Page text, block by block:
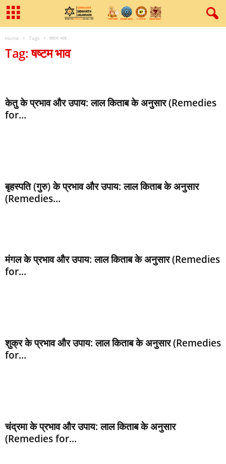
Home Tags षष्टम भाव
Tag: षष्टम भाव
केतु के प्रभाव और उपाय: लाल किताब के अनुसार (Remedies
for...
बृहस्पति (गुरु) के प्रभाव और उपाय: लाल किताब के अनुसार
(Remedies...
मंगल के प्रभाव और उपाय: लाल किताब के अनुसार (Remedies
for...
शुक्र के प्रभाव और उपाय: लाल किताब के अनुसार (Remedies
for...
चंद्रमा के प्रभाव और उपाय: लाल किताब के अनुसार
(Remedies for...